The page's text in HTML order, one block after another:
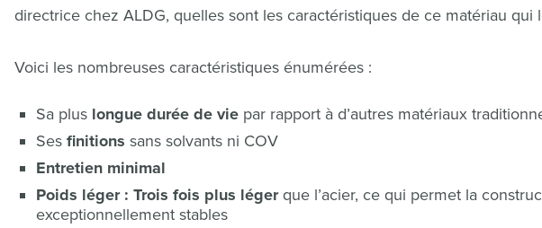
directrice chez ALDG, quelles sont les caractéristiques de ce matériau
Voici les nombreuses caractéristiques énumérées :
Sa plus longue durée de vie par rapport à d’autres matériaux
Ses finitions sans solvants ni COV
Entretien minimal
Poids léger : Trois fois plus légerque l’acier, ce qui permet la
exceptionnellement stables